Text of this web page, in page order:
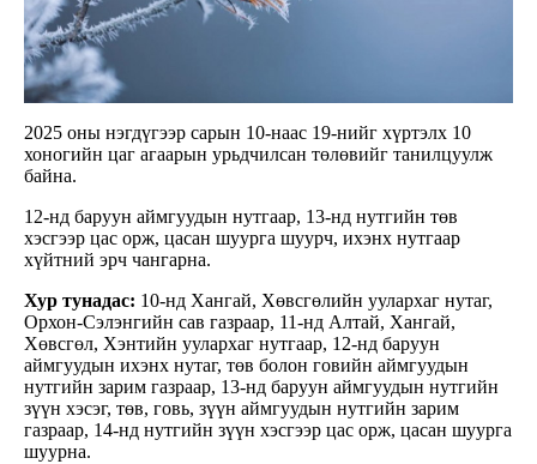
2025 оны нэгдүгээр сарын 10-наас 19-нийг хүртэлх 10
хоногийн цаг агаарын урьдчилсан төлөвийг танилцуулж
байна.
12-нд баруун аймгуудын нутгаар, 13-нд нутгийн төв
хэсгээр цас орж, цасан шуурга шуурч, ихэнх нутгаар
хүйтний эрч чангарна.
Хур тунадас: 10-нд Хангай, Хөвсгөлийн уулархаг нутаг,
Орхон-Сэлэнгийн сав газраар, 11-нд Алтай, Хангай,
Хөвсгөл, Хэнтийн уулархаг нутгаар, 12-нд баруун
аймгуудын ихэнх нутаг, төв болон говийн аймгуудын
нутгийн зарим газраар, 13-нд баруун аймгуудын нутгийн
зүүн хэсэг, төв, говь, зүүн аймгуудын нутгийн зарим
газраар, 14-нд нутгийн зүүн хэсгээр цас орж, цасан шуурга
шуурна.